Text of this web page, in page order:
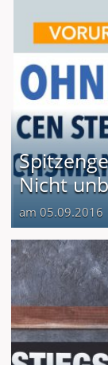
Nicht
am 05.09.2016